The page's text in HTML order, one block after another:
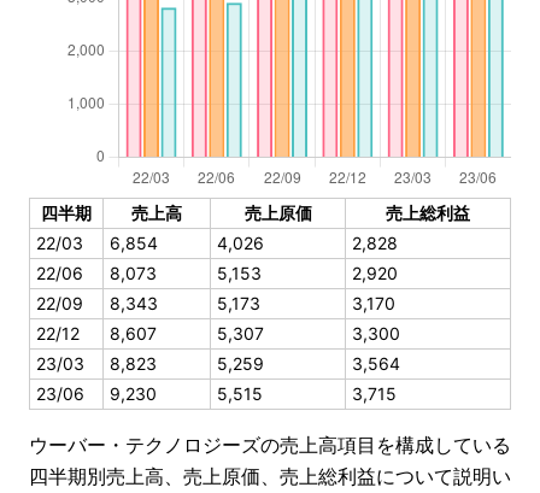
四半期 売上高 売上原価
売上総利益
22/03
6,854 4,026
2,828
22/06
8,073 5,153
2,920
22/09
8,343 5,173
3,170
22/12
8,607 5,307
3,300
23/03
8,823 5,259
3,564
23/06
9,230 5,515 3,715
ウーバー・テクノロジーズの売上高項目を構成している
四半期別売上高、売上原価、売上総利益について説明い